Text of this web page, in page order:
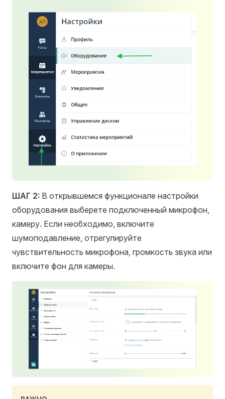
ШАГ 2: В открывшемся функционале настройки
оборудования выберете подключенный микрофон,
камеру. Если необходимо, включите
шумоподавление, отрегулируйте
чувствительность микрофона, громкость звука или
включите фон для камеры.